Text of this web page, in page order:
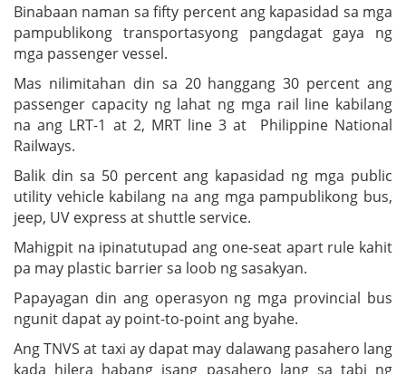
Binabaan naman sa fifty percent ang kapasidad sa mga
pampublikong transportasyong pangdagat gaya ng
mga passenger vessel.
Mas nilimitahan din sa 20 hanggang 30 percent ang
passenger capacity ng lahat ng mga rail line kabilang
na ang LRT-1 at 2, MRT line 3 at Philippine National
Railways.
Balik din sa 50 percent ang kapasidad ng mga public
utility vehicle kabilang na ang mga pampublikong bus,
jeep, UV express at shuttle service.
Mahigpit na ipinatutupad ang one-seat apart rule kahit
pa may plastic barrier sa loob ng sasakyan.
Papayagan din ang operasyon ng mga provincial bus
ngunit dapat ay point-to-point ang byahe.
Ang TNVS at taxi ay dapat may dalawang pasahero lang
kada hilera habang isang pasahero lang sa tabi ng